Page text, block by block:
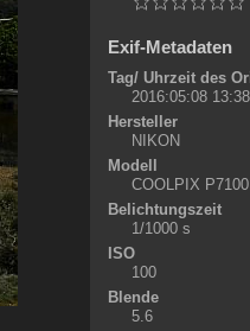
Exif-Metadaten
Tag/ Uhrzeit des
2016:05:08
Hersteller
NIKON
Modell
COOLPIX P7100
Belichtungszeit
1/1000 s
ISO
100
Blende
5.6